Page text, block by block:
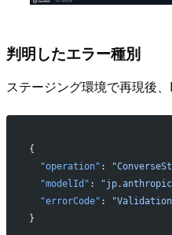
判明したエラー種別
ステージング環境で再現後
{
  "operation"
:
  "modelId"
:
  "errorCode"
:
}